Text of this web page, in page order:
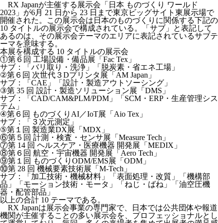
RX Japanが主催する展示会「日本 ものづくり ワールド
2023」が6月 21 日から 23 日まで東京ビッグサイト東展示場で
開催された。この展示会は日本のものづくりに関係する下記の
10 タイトルの展示会で構成されている。「サブ」と表記して
あるのは、その展示会テーマのエリアに表記されているサブテ
ーマを意味する。
本展を構成する 10 タイトルの展示会
①第６回 工場設備・備品展「Fac Tex」
サブ：「バリ取り・洗浄」「脱炭素・省エネ工場」
②第６回 次世代３Dプリンタ展「AM Japan」
サブ：「CAE」「設計・製造アウトソーシング」
③第 35 回 設計・製造ソリューション展「DMS」
サブ：「CAD/CAM&PLM/PDM」「SCM・ERP・生産管理シス
テム」
④第６回 ものづくりAI／IoT展「Aio Tex」
サブ：「３次元測定」
⑤第１回 製造業DX展「MDX」
⑥第５回 計測・検査・センサ展「Measure Tech」
⑦第 14 回 ヘルスケア・医療機器 開発展「MEDIX」
⑧第６回 航空・宇宙機器 開発展「Aero Tech」
⑨第１回 ものづくりODM/EMS展「ODM」
⑩第 28 回 機械要素技術展「M-Tech」
サブ：「加工技術・機械材料」「表面処理・改質」「機構部
品」「モーション技術・モータ」「ねじ・ばね」「油空圧機
器・配管部品」
以上の合計 10 テーマである。
RX Japanは展示会事業の専門家で、日本では公共団体や報道
機関が主催することの多い展示会を、プロフェッショナルとし